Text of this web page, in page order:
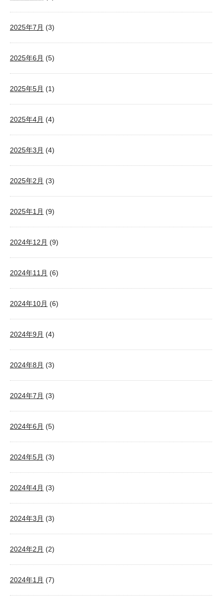
2025年7月 (3)
2025年6月 (5)
2025年5月 (1)
2025年4月 (4)
2025年3月 (4)
2025年2月 (3)
2025年1月 (9)
2024年12月 (9)
2024年11月 (6)
2024年10月 (6)
2024年9月 (4)
2024年8月 (3)
2024年7月 (3)
2024年6月 (5)
2024年5月 (3)
2024年4月 (3)
2024年3月 (3)
2024年2月 (2)
2024年1月 (7)